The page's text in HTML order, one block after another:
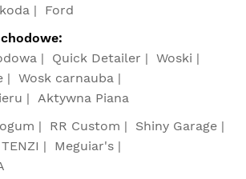
Ford
Quick Detailer
Woski
Wosk carnauba
Aktywna Piana
RR Custom
Shiny Garage
TENZI
Meguiar's